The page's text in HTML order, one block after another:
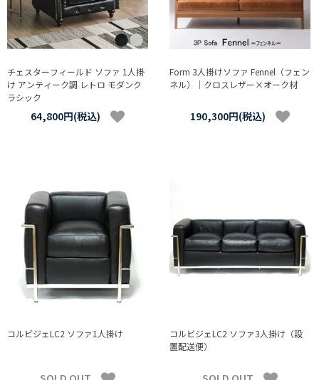
チェスターフィールド ソファ 1人掛
け アンティーク調 レトロ モダンク
ラシック
64,800円(税込)
Form 3人掛けソファ Fennel（フェン
ネル）｜クロスレザー×オーク材
190,300円(税込)
コルビジェLC2 ソファ1人掛け
コルビジェLC2 ソファ3人掛け（設
置配送便）